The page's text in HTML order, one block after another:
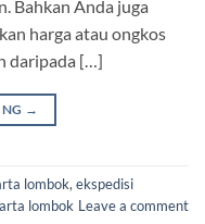
Bahkan Anda juga
harga atau ongkos
daripada […]
→
lombok, ekspedisi
lombok Leave a comment